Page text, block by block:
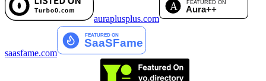
auraplusplus.com
saasfame.com